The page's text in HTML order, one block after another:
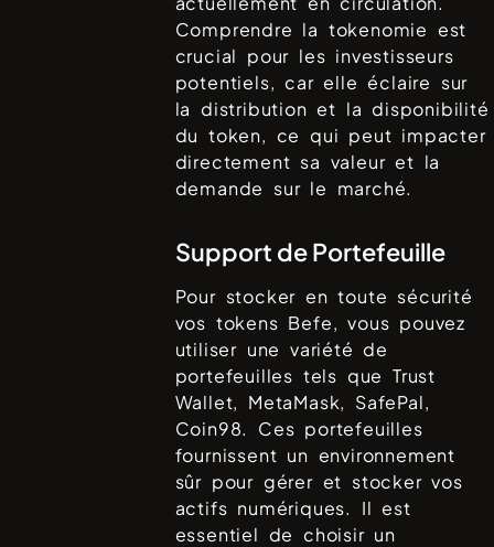
Comprendre la tokenomie est
crucial pour les investisseurs
potentiels, car elle éclaire sur
la distribution et la disponibilité
du token, ce qui peut impacter
directement sa valeur et la
demande sur le marché.
Support de Portefeuille
Pour stocker en toute sécurité
vos tokens Befe, vous pouvez
utiliser une variété de
portefeuilles tels queTrust
Wallet, MetaMask, SafePal,
Coin98. Ces portefeuilles
fournissent un environnement
sûr pour gérer et stocker vos
actifs numériques. Il est
essentiel de choisir un